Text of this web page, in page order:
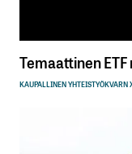
Temaattinen
KAUPALLINEN YHTEISTYÖKVARN